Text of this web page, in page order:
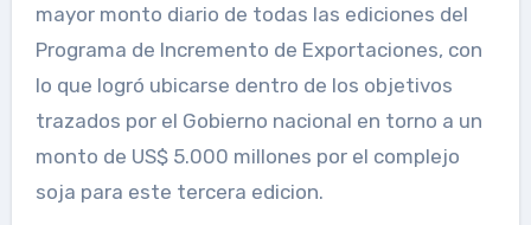
mayor monto diario de todas las ediciones del
Programa de Incremento de Exportaciones, con
lo que logró ubicarse dentro de los objetivos
trazados por el Gobierno nacional en torno a un
monto de US$ 5.000 millones por el complejo
soja para este tercera edicion.